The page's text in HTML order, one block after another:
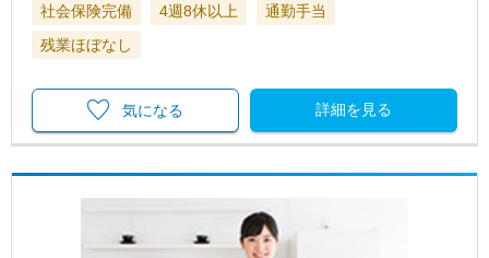
社会保険完備 4週8休以上
通勤手当
残業ほぼなし
詳細を見る
気になる